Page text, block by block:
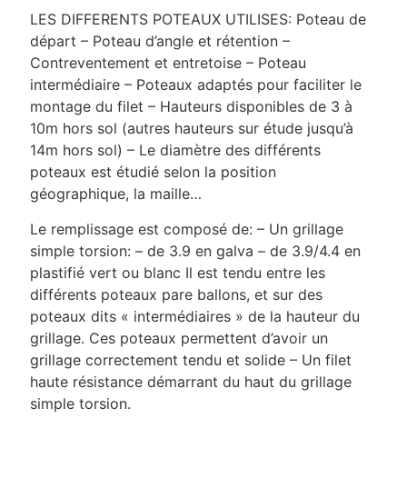
LES DIFFERENTS POTEAUX UTILISES: Poteau de
départ – Poteau d’angle et rétention –
Contreventement et entretoise – Poteau
intermédiaire – Poteaux adaptés pour faciliter le
montage du filet – Hauteurs disponibles de 3 à
10m hors sol (autres hauteurs sur étude jusqu’à
14m hors sol) – Le diamètre des différents
poteaux est étudié selon la position
géographique, la maille…
Le remplissage est composé de: – Un grillage
simple torsion: – de 3.9 en galva – de 3.9/4.4 en
plastifié vert ou blanc Il est tendu entre les
différents poteaux pare ballons, et sur des
poteaux dits « intermédiaires » de la hauteur du
grillage. Ces poteaux permettent d’avoir un
grillage correctement tendu et solide – Un filet
haute résistance démarrant du haut du grillage
simple torsion.